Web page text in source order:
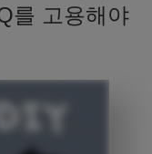
를 고용해야